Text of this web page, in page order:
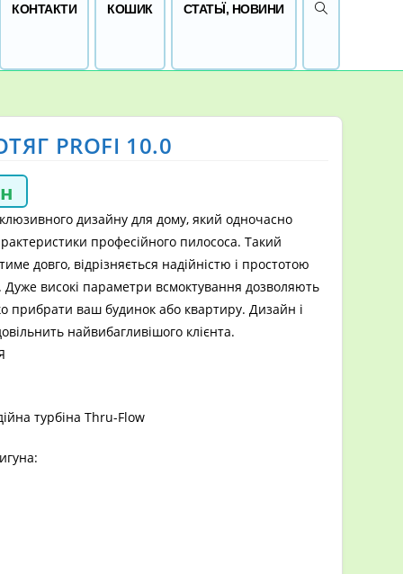
КОНТАКТИ КОШИК СТАТЬЇ, НОВИНИ ПЕРЕМКНУТИ
PROFI 10.0
дизайну для дому, який одночасно
професійного пилососа. Такий
довго, відрізняється надійністю і простотою
Дуже високі параметри всмоктування дозволяють
прибрати ваш будинок або квартиру. Дизайн і
найвибагливішого клієнта.
турбіна Thru-Flow